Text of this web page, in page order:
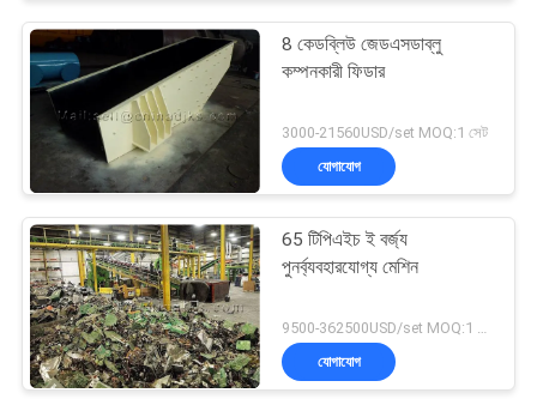
8 কেডব্লিউ জেডএসডাব্লু
কম্পনকারী ফিডার
3000-21560USD/set MOQ:1 সেট
যোগাযোগ
65 টিপিএইচ ই বর্জ্য
পুনর্ব্যবহারযোগ্য মেশিন
যোগাযোগ